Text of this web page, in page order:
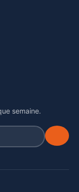
semaine.